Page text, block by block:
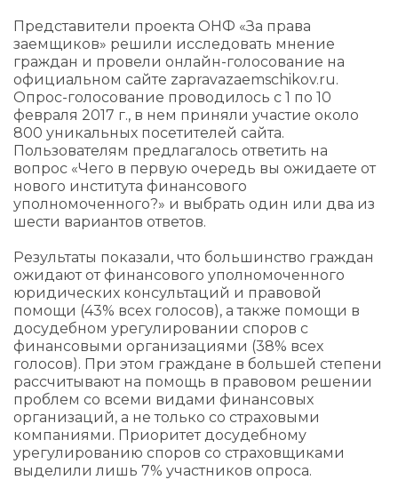
Представители проекта ОНФ «За права
заемщиков» решили исследовать мнение
граждан и провели онлайн-голосование на
официальном сайте zapravazaemschikov.ru.
Опрос-голосование проводилось с 1 по 10
февраля 2017 г., в нем приняли участие около
800 уникальных посетителей сайта.
Пользователям предлагалось ответить на
вопрос «Чего в первую очередь вы ожидаете от
нового института финансового
уполномоченного?» и выбрать один или два из
шести вариантов ответов.
Результаты показали, что большинство граждан
ожидают от финансового уполномоченного
юридических консультаций и правовой
помощи (43% всех голосов), а также помощи в
досудебном урегулировании споров с
финансовыми организациями (38% всех
голосов). При этом граждане в большей степени
рассчитывают на помощь в правовом решении
проблем со всеми видами финансовых
организаций, а не только со страховыми
компаниями. Приоритет досудебному
урегулированию споров со страховщиками
выделили лишь 7% участников опроса.